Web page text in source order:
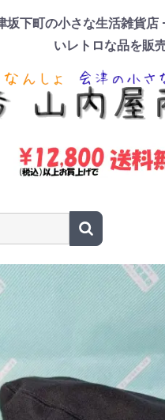
坂下町の小さな生活雑貨店
いレトロな品を販
ーワードを入力